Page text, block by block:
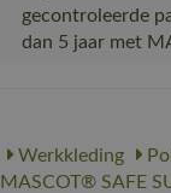
gecontroleerde
dan 5 jaar met
Werkkleding
MASCOT® SAFE